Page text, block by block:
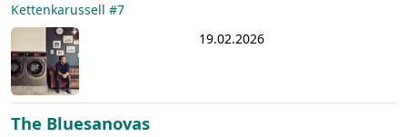
Kettenkarussell #7
19.02.2026
The Bluesanovas